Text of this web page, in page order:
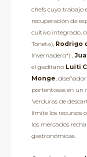
chefs cuyo trabajo
recuperación de
cultivo integrado,
Toneta), Rodrigo
Invernadero*) ,
el gaditano Luiti
Monge,
portentosas en un
‘verduras de
límite los recursos
los mercados
gastronómicas.